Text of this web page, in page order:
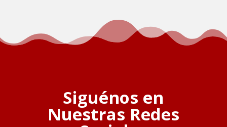
Siguénos en
Nuestras Redes